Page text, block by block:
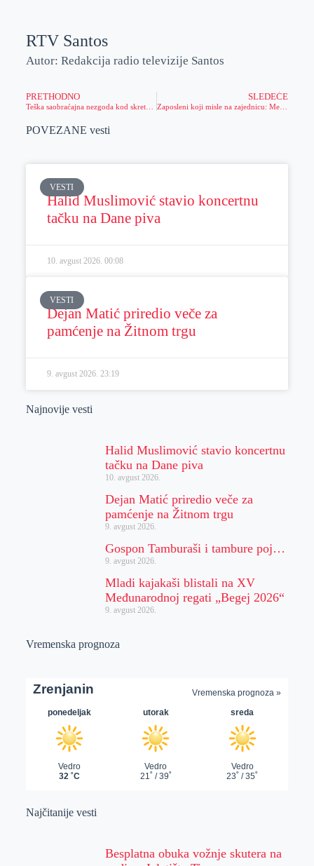
RTV Santos
Autor: Redakcija radio televizije Santos
PRETHODNO
Teška saobraćajna nezgoda kod skretanja za Perlez
SLEDEĆE
POVEZANE vesti
VESTI
Halid Muslimović stavio koncertnu
tačku na Dane piva
10. avgust 2026. 00:08
VESTI
Dejan Matić priredio veče za
pamćenje na Žitnom trgu
9. avgust 2026. 23:19
Najnovije vesti
Halid Muslimović stavio koncertnu
tačku na Dane piva
10. avgust 2026.
Dejan Matić priredio veče za
pamćenje na Žitnom trgu
9. avgust 2026.
Gospon Tamburaši i tambure poj…
9. avgust 2026.
Mladi kajakaši blistali na XV
Međunarodnoj regati „Begej 2026“
9. avgust 2026.
Vremenska prognoza
Najčitanije vesti
Besplatna obuka vožnje skutera na